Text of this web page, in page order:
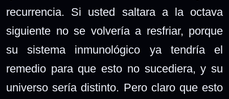
recurrencia. Si usted saltara a la octava
siguiente no se volvería a resfriar, porque
su sistema inmunológico ya tendría el
remedio para que esto no sucediera, y su
universo sería distinto. Pero claro que esto